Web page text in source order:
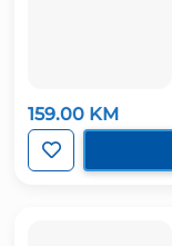
159.00 KM